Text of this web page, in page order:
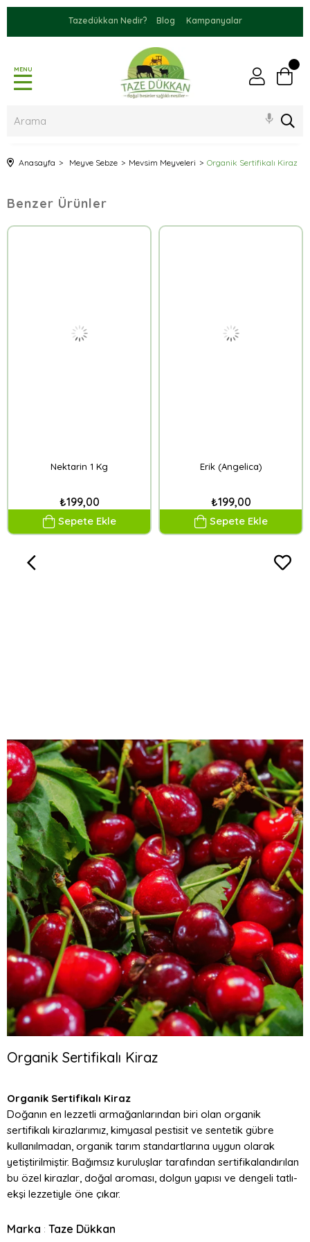
Tazedükkan Nedir? Blog Kampanyalar
MENU
Anasayfa Meyve Sebze Mevsim Meyveleri Organik Sertifikalı Kiraz
Benzer Ürünler
Nektarin 1 Kg
₺199,00
Sepete Ekle
Erik (Angelica)
₺199,00
Sepete Ekle
Organik Sertifikalı Kiraz
Organik Sertifikalı Kiraz
Doğanın en lezzetli armağanlarından biri olan organik
sertifikalı kirazlarımız, kimyasal pestisit ve sentetik gübre
kullanılmadan, organik tarım standartlarına uygun olarak
yetiştirilmiştir. Bağımsız kuruluşlar tarafından sertifikalandırılan
bu özel kirazlar, doğal aroması, dolgun yapısı ve dengeli tatlı-
ekşi lezzetiyle öne çıkar.
Marka : Taze Dükkan